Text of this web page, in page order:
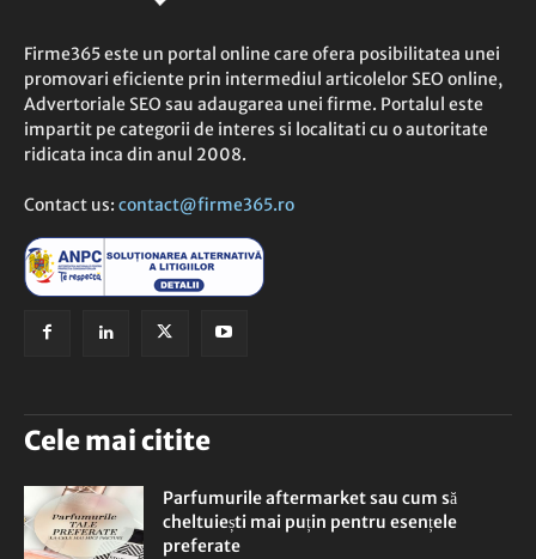
Firme365 este un portal online care ofera posibilitatea unei
promovari eficiente prin intermediul articolelor SEO online,
Advertoriale SEO sau adaugarea unei firme. Portalul este
impartit pe categorii de interes si localitati cu o autoritate
ridicata inca din anul 2008.
Contact us: contact@firme365.ro
Cele mai citite
Parfumurile aftermarket sau cum să
cheltuiești mai puțin pentru esențele
preferate